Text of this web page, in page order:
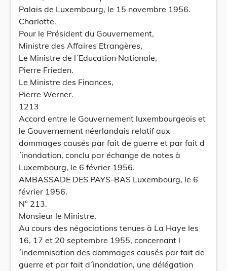
Palais de Luxembourg, le 15 novembre 1956.
Charlotte.
Pour le Président du Gouvernement,
Ministre des Affaires Etrangères,
Le Ministre de l´Education Nationale,
Pierre Frieden.
Le Ministre des Finances,
Pierre Werner.
1213
Accord entre le Gouvernement luxembourgeois et
le Gouvernement néerlandais relatif aux
dommages causés par fait de guerre et par fait d
´inondation, conclu par échange de notes à
Luxembourg, le 6 février 1956.
AMBASSADE DES PAYS-BAS Luxembourg, le 6
février 1956.
N° 213.
Monsieur le Ministre,
Au cours des négociations tenues à La Haye les
16, 17 et 20 septembre 1955, concernant l
´indemnisation des dommages causés par fait de
guerre et par fait d´inondation, une délégation